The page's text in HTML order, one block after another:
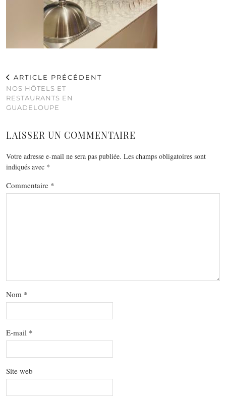
ARTICLE PRÉCÉDENT
NOS HÔTELS ET
RESTAURANTS EN
GUADELOUPE
LAISSER UN COMMENTAIRE
Votre adresse e-mail ne sera pas publiée. Les champs obligatoires sont
indiqués avec *
Commentaire *
Nom *
E-mail *
Site web